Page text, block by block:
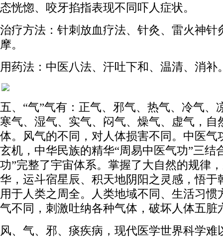
态恍惚、咬牙掐指表现不同吓人症状。
治疗方法：针刺放血疗法、针灸、雷火神针
摩。
用药法：中医八法、汗吐下和、温清、消补
五、“气”气有：正气、邪气、热气、冷气、
寒气、湿气、实气、闷气、燥气、虚气，自
体。风气的不同，对人体损害不同。中医气
玄机，中华民族的精华“周易中医气功”三结
功”完整了宇宙体系。掌握了大自然的规律
华，运斗宿星辰、积天地阴阳之灵感，悟于
用于人类之周全。人类地域不同、生活习惯
气不同，刺激吐纳各种气体，破坏人体五脏
风、气、邪、痰疾病，现代医学世界科学难